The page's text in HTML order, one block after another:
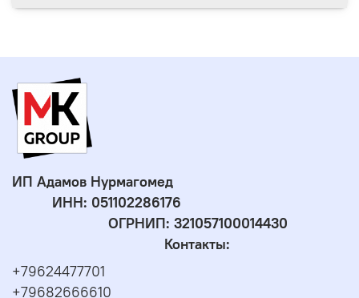
ИП Адамов Нурмагомед
ИНН: 051102286176
ОГРНИП: 321057100014430
Контакты:
+79624477701
+79682666610